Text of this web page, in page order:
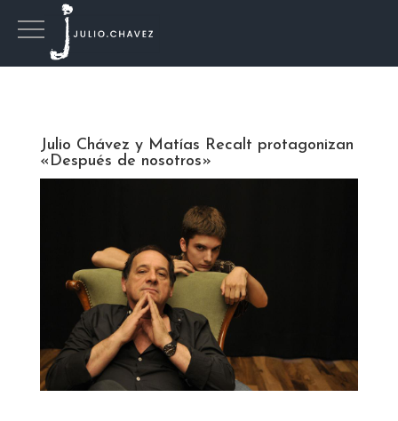
Julio Chávez y Matías Recalt protagonizan
«Después de nosotros»